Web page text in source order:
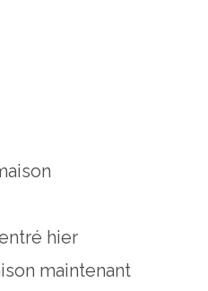
hier
maintenant